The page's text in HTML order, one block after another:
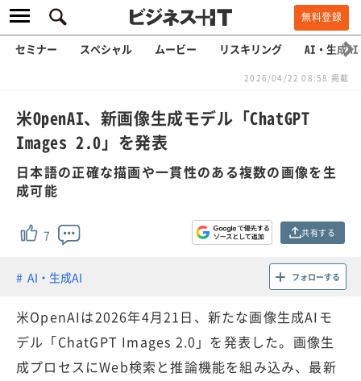
無料登録
セミナー スペシャル ムービー リスキリング AI・生成AI
2026/04/22 08:58 掲載
米OpenAI、新画像生成モデル「ChatGPT
Images 2.0」を発表
日本語の正確な描画や一貫性のある複数の画像を生
成可能
7 共有する
AI・生成AI フォローする
米OpenAIは2026年4月21日、新たな画像生成AIモ
デル「ChatGPT Images 2.0」を発表した。画像生
成プロセスにWeb検索と推論機能を組み込み、最新